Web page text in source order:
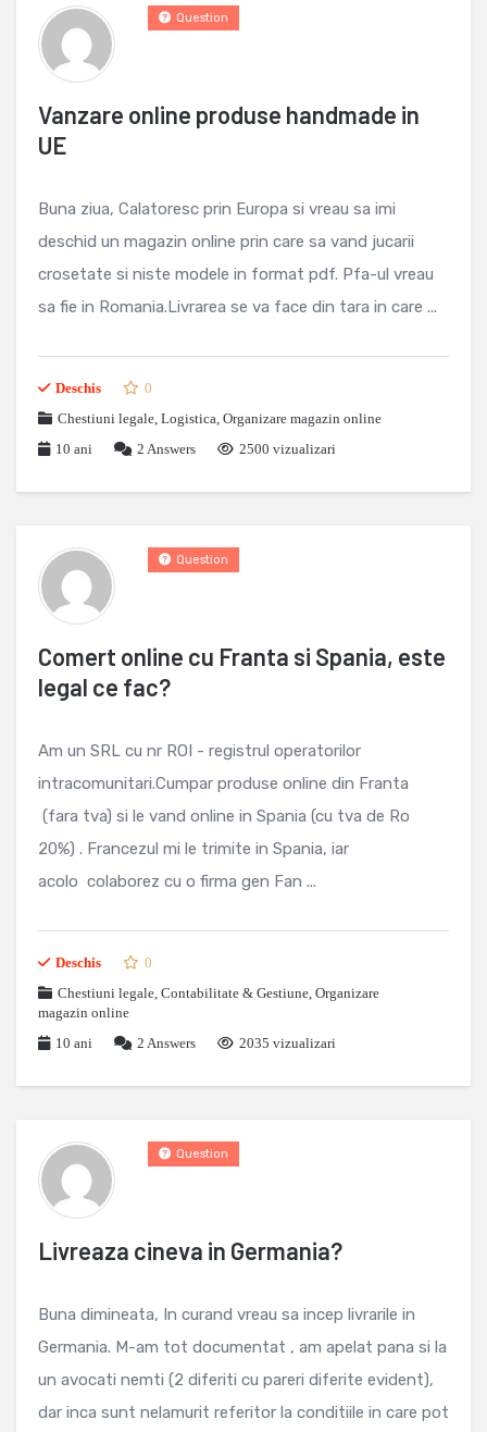
Vanzare online produse handmade in
UE
Question
Buna ziua, Calatoresc prin Europa si vreau sa imi
deschid un magazin online prin care sa vand jucarii
crosetate si niste modele in format pdf. Pfa-ul vreau
sa fie in Romania.Livrarea se va face din tara in care ...
Deschis
0
Chestiuni legale, Logistica, Organizare magazin online
10 ani
2 Answers 2500 vizualizari
Comert online cu Franta si Spania, este
legal ce fac?
Question
Am un SRL cu nr ROI - registrul operatorilor
intracomunitari.Cumpar produse online din Franta
(fara tva) si le vand online in Spania (cu tva de Ro
20%) . Francezul mi le trimite in Spania, iar
acolo colaborez cu o firma gen Fan ...
Deschis
0
Chestiuni legale, Contabilitate & Gestiune, Organizare
magazin online
10 ani
2 Answers 2035 vizualizari
Livreaza cineva in Germania?
Question
Buna dimineata, In curand vreau sa incep livrarile in
Germania. M-am tot documentat , am apelat pana si la
un avocati nemti (2 diferiti cu pareri diferite evident),
dar inca sunt nelamurit referitor la conditiile in care pot